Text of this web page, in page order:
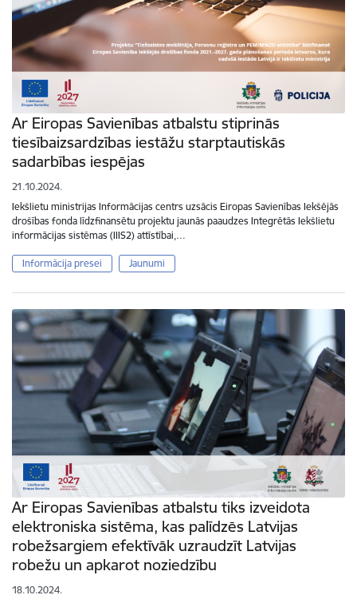
Ar Eiropas Savienības atbalstu stiprinās
tiesībaizsardzības iestāžu starptautiskās
sadarbības iespējas
21.10.2024.
Iekšlietu ministrijas Informācijas centrs uzsācis Eiropas Savienības Iekšējās
drošības fonda līdzfinansētu projektu jaunās paaudzes Integrētās Iekšlietu
informācijas sistēmas (IIIS2) attīstībai,…
Informācija presei Jaunumi
Ar Eiropas Savienības atbalstu tiks izveidota
elektroniska sistēma, kas palīdzēs Latvijas
robežsargiem efektīvāk uzraudzīt Latvijas
robežu un apkarot noziedzību
18.10.2024.